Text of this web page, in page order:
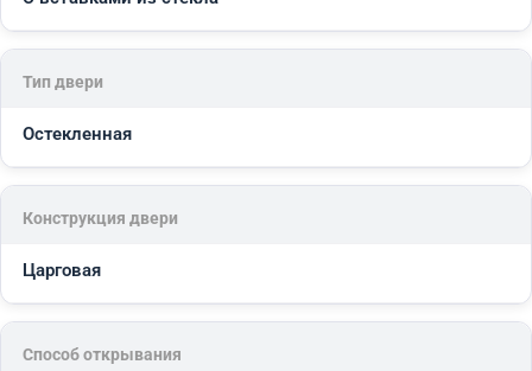
Тип двери
Остекленная
Конструкция двери
Царговая
Способ открывания